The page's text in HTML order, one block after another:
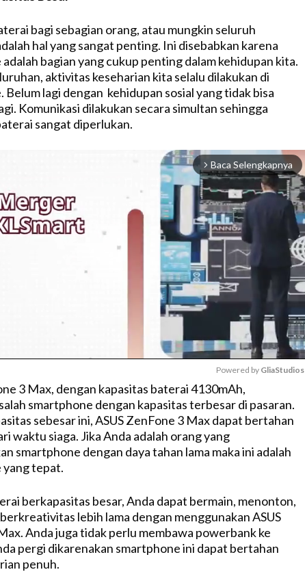
bagi sebagian orang, atau mungkin seluruh
hal yang sangat penting. Ini disebabkan karena
bagian yang cukup penting dalam kehidupan kita.
aktivitas keseharian kita selalu dilakukan di
Belum lagi dengan kehidupan sosial yang tidak bisa
Komunikasi dilakukan secara simultan sehingga
sangat diperlukan.
arrow_forward_ios Baca Selengkapnya
M
u
t
Powered by GliaStudios
3 Max, dengan kapasitas baterai 4130mAh,
smartphone dengan kapasitas terbesar di pasaran.
sebesar ini, ASUS ZenFone 3 Max dapat bertahan
waktu siaga. Jika Anda adalah orang yang
smartphone dengan daya tahan lama maka ini adalah
tepat.
berkapasitas besar, Anda dapat bermain, menonton,
lebih lama dengan menggunakan ASUS
Anda juga tidak perlu membawa powerbank ke
pergi dikarenakan smartphone ini dapat bertahan
penuh.